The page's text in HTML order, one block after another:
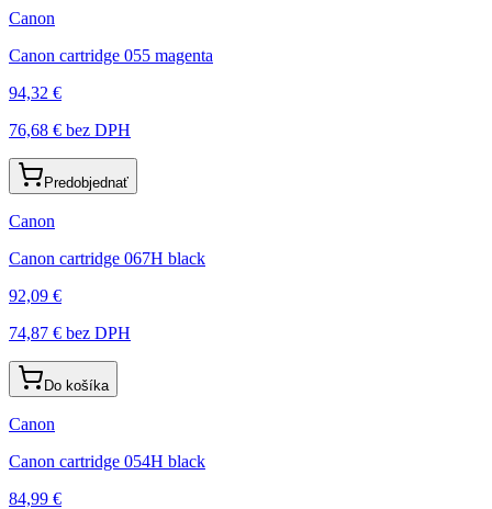
Canon
Canon cartridge 055 magenta
94,32 €
76,68 € bez DPH
Predobjednať
Canon
Canon cartridge 067H black
92,09 €
74,87 € bez DPH
Do košíka
Canon
Canon cartridge 054H black
84,99 €